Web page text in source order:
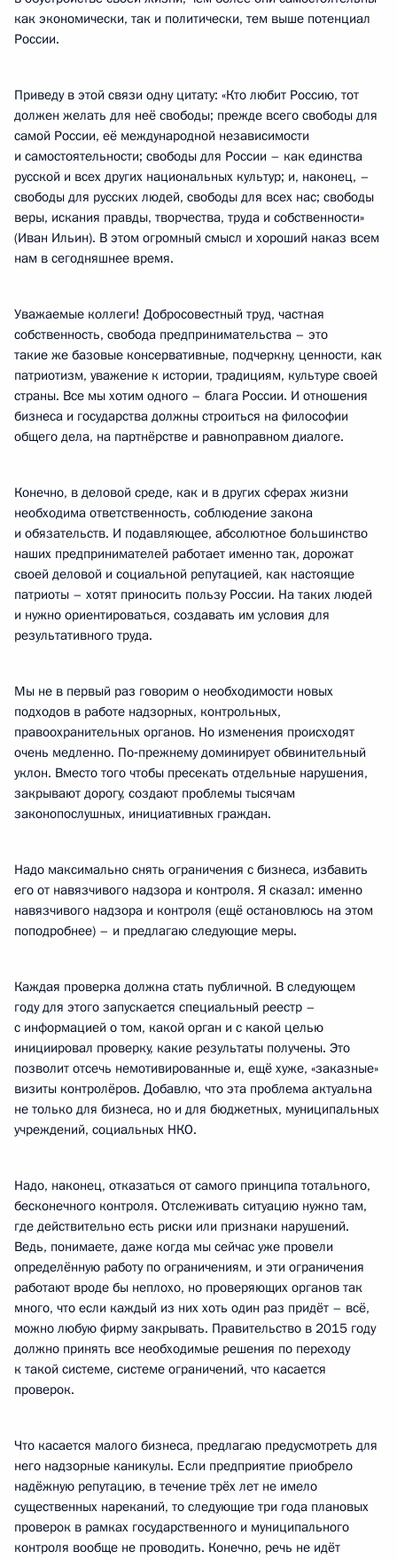
как экономически, так и политически, тем выше потенциал
России.
Приведу в этой связи одну цитату: «Кто любит Россию, тот
должен желать для неё свободы; прежде всего свободы для
самой России, её международной независимости
и самостоятельности; свободы для России – как единства
русской и всех других национальных культур; и, наконец, –
свободы для русских людей, свободы для всех нас; свободы
веры, искания правды, творчества, труда и собственности»
(Иван Ильин). В этом огромный смысл и хороший наказ всем
нам в сегодняшнее время.
Уважаемые коллеги! Добросовестный труд, частная
собственность, свобода предпринимательства – это
такие же базовые консервативные, подчеркну, ценности, как
патриотизм, уважение к истории, традициям, культуре своей
страны. Все мы хотим одного – блага России. И отношения
бизнеса и государства должны строиться на философии
общего дела, на партнёрстве и равноправном диалоге.
Конечно, в деловой среде, как и в других сферах жизни
необходима ответственность, соблюдение закона
и обязательств. И подавляющее, абсолютное большинство
наших предпринимателей работает именно так, дорожат
своей деловой и социальной репутацией, как настоящие
патриоты – хотят приносить пользу России. На таких людей
и нужно ориентироваться, создавать им условия для
результативного труда.
Мы не в первый раз говорим о необходимости новых
подходов в работе надзорных, контрольных,
правоохранительных органов. Но изменения происходят
очень медленно. По‑прежнему доминирует обвинительный
уклон. Вместо того чтобы пресекать отдельные нарушения,
закрывают дорогу, создают проблемы тысячам
законопослушных, инициативных граждан.
Надо максимально снять ограничения с бизнеса, избавить
его от навязчивого надзора и контроля. Я сказал: именно
навязчивого надзора и контроля (ещё остановлюсь на этом
поподробнее) – и предлагаю следующие меры.
Каждая проверка должна стать публичной. В следующем
году для этого запускается специальный реестр –
с информацией о том, какой орган и с какой целью
инициировал проверку, какие результаты получены. Это
позволит отсечь немотивированные и, ещё хуже, «заказные»
визиты контролёров. Добавлю, что эта проблема актуальна
не только для бизнеса, но и для бюджетных, муниципальных
учреждений, социальных НКО.
Надо, наконец, отказаться от самого принципа тотального,
бесконечного контроля. Отслеживать ситуацию нужно там,
где действительно есть риски или признаки нарушений.
Ведь, понимаете, даже когда мы сейчас уже провели
определённую работу по ограничениям, и эти ограничения
работают вроде бы неплохо, но проверяющих органов так
много, что если каждый из них хоть один раз придёт – всё,
можно любую фирму закрывать. Правительство в 2015 году
должно принять все необходимые решения по переходу
к такой системе, системе ограничений, что касается
проверок.
Что касается малого бизнеса, предлагаю предусмотреть для
него надзорные каникулы. Если предприятие приобрело
надёжную репутацию, в течение трёх лет не имело
существенных нареканий, то следующие три года плановых
проверок в рамках государственного и муниципального
контроля вообще не проводить. Конечно, речь не идёт